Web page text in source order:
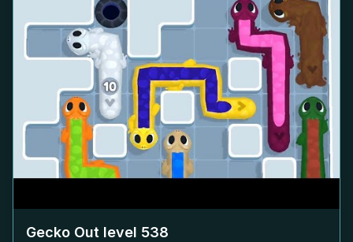
Gecko Out level 538